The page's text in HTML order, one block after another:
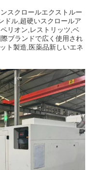
スクロールエクストルー
ドル,超硬いスクロールア
リオン,レストリッツ,ベ
ブランドで広く使用され
ト製造,医薬品新しいエネ